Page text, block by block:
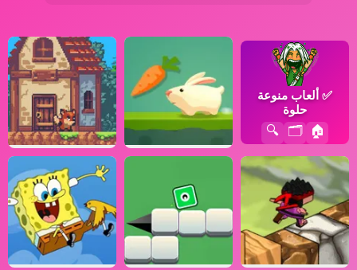
✅ ألعاب منوعة
حلوة
🏠
🗂️
🔍